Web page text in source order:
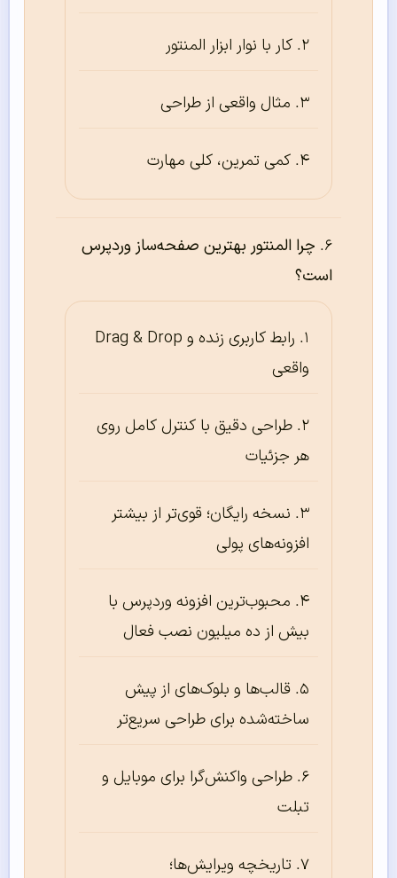
کار با نوار ابزار المنتور
مثال واقعی از طراحی
کمی تمرین، کلی مهارت
چرا المنتور بهترین صفحه‌ساز وردپرس
است؟
رابط کاربری زنده و Drag & Drop
واقعی
طراحی دقیق با کنترل کامل روی
هر جزئیات
نسخه رایگان؛ قوی‌تر از بیشتر
افزونه‌های پولی
محبوب‌ترین افزونه وردپرس با
بیش از ده میلیون نصب فعال
قالب‌ها و بلوک‌های از پیش
ساخته‌شده برای طراحی سریع‌تر
طراحی واکنش‌گرا برای موبایل و
تبلت
تاریخچه ویرایش‌ها؛